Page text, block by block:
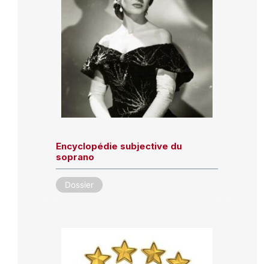
Encyclopédie subjective du
soprano
Dossier